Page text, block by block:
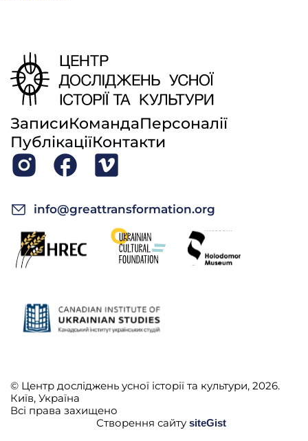
ЗаписиКомандаПерсоналії
ПублікаціїКонтакти
info@greattransformation.org
© Центр досліджень усної історії та культури, 2026.
Київ, Україна
Всі права захищено
Створення сайту siteGist